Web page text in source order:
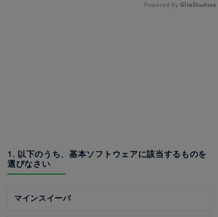
Powered by GliaStudios
1. 以下のうち、基本ソフトウェアに該当するものを
選びなさい
マインスイーパ